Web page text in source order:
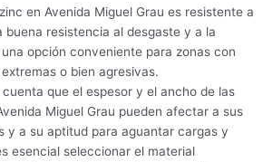
en Avenida Miguel Grau es resistente a
buena resistencia al desgaste y a la
opción conveniente para zonas con
o bien agresivas.
que el espesor y el ancho de las
Miguel Grau pueden afectar a sus
y a su aptitud para aguantar cargas y
esencial seleccionar el material